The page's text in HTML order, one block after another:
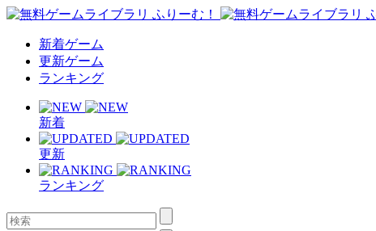
新着ゲーム
更新ゲーム
ランキング
新着
更新
ランキング